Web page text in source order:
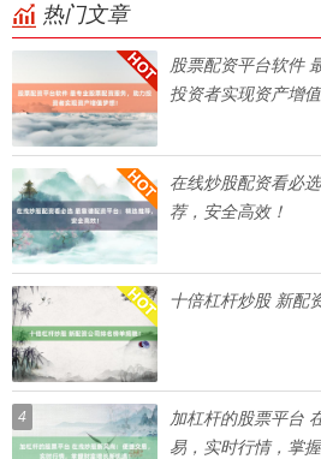
热门文章
股票配资平台软件
投资者实现资产增值
在线炒股配资看必
荐，安全高效！
十倍杠杆炒股 新配
4
加杠杆的股票平台
易，实时行情，掌